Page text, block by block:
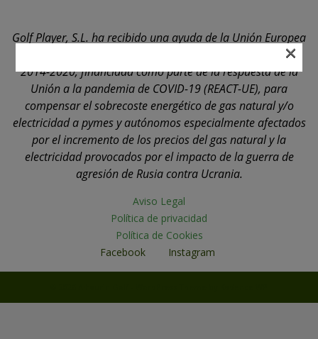
Golf Player, S.L. ha recibido una ayuda de la Unión Europea
con cargo al Programa Operativo FEDER de Andalucía
2014-2020, financiada como parte de la respuesta de la
Unión a la pandemia de COVID-19 (REACT-UE), para
compensar el sobrecoste energético de gas natural y/o
electricidad a pymes y autónomos especialmente afectados
por el incremento de los precios del gas natural y la
electricidad provocados por el impacto de la guerra de
agresión de Rusia contra Ucrania.
Aviso Legal
Política de privacidad
Política de Cookies
Facebook
Instagram
×